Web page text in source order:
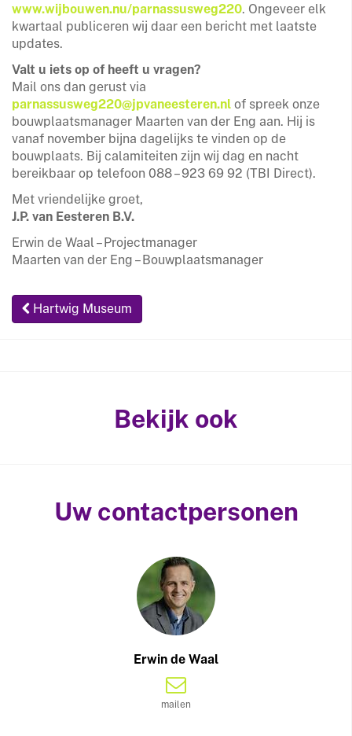
www.wijbouwen.nu/parnassusweg220. Ongeveer elk
kwartaal publiceren wij daar een bericht met laatste
updates.
Valt u iets op of heeft u vragen?
Mail ons dan gerust via
parnassusweg220@jpvaneesteren.nl of spreek onze
bouwplaatsmanager Maarten van der Eng aan. Hij is
vanaf november bijna dagelijks te vinden op de
bouwplaats. Bij calamiteiten zijn wij dag en nacht
bereikbaar op telefoon 088 – 923 69 92 (TBI Direct).
Met vriendelijke groet,
J.P. van Eesteren B.V.
Erwin de Waal – Projectmanager
Maarten van der Eng – Bouwplaatsmanager
Hartwig Museum
Bekijk ook
Uw contactpersonen
Erwin de Waal
mailen